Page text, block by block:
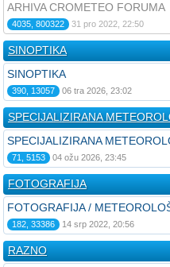
ARHIVA CROMETEO FORUMA
4035, 800322 31 pro 2022, 22:50
SINOPTIKA
SINOPTIKA
390, 13057 06 tra 2026, 23:02
SPECIJALIZIRANA
SPECIJALIZIRANA
71, 5153 04 ožu 2026, 23:45
FOTOGRAFIJA
FOTOGRAFIJA /
182, 33386 14 srp 2022, 20:56
RAZNO